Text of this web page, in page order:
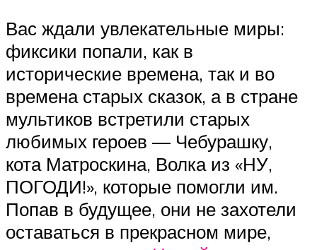
Вас ждали увлекательные миры:
фиксики попали, как в
исторические времена, так и во
времена старых сказок, а в стране
мультиков встретили старых
любимых героев — Чебурашку,
кота Матроскина, Волка из «НУ,
ПОГОДИ!», которые помогли им.
Попав в будущее, они не захотели
оставаться в прекрасном мире,